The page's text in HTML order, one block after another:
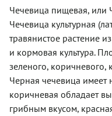
Чечевица пищевая, или
Чечевица культурная
травянистое растение
и кормовая культура.
зеленого, коричневого,
Черная чечевица
коричневая обладает
грибным вкусом,